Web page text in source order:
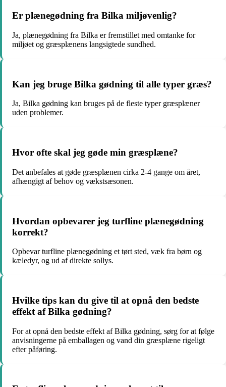
Er plænegødning fra Bilka miljøvenlig?
Ja, plænegødning fra Bilka er fremstillet med omtanke for
miljøet og græsplænens langsigtede sundhed.
Kan jeg bruge Bilka gødning til alle typer græs?
Ja, Bilka gødning kan bruges på de fleste typer græsplæner
uden problemer.
Hvor ofte skal jeg gøde min græsplæne?
Det anbefales at gøde græsplænen cirka 2-4 gange om året,
afhængigt af behov og vækstsæsonen.
Hvordan opbevarer jeg turfline plænegødning
korrekt?
Opbevar turfline plænegødning et tørt sted, væk fra børn og
kæledyr, og ud af direkte sollys.
Hvilke tips kan du give til at opnå den bedste
effekt af Bilka gødning?
For at opnå den bedste effekt af Bilka gødning, sørg for at følge
anvisningerne på emballagen og vand din græsplæne rigeligt
efter påføring.